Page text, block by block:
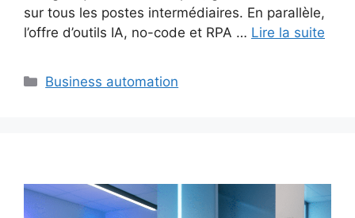
sur tous les postes intermédiaires. En parallèle,
l’offre d’outils IA, no-code et RPA … Lire la suite
Catégories
Business automation